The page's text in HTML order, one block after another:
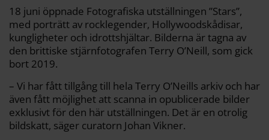
k k
18 juni öppnade Fotografiska utställningen ”Stars”,
med porträtt av rocklegender, Hollywoodskådisar,
kungligheter och idrottshjältar. Bilderna är tagna av
den brittiske stjärnfotografen Terry O’Neill, som gick
bort 2019.
– Vi har fått tillgång till hela Terry O’Neills arkiv och har
även fått möjlighet att scanna in opublicerade bilder
exklusivt för den här utställningen. Det är en otrolig
bildskatt, säger curatorn Johan Vikner.